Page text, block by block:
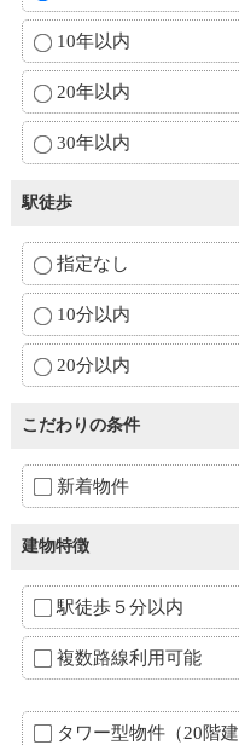
10年以内
20年以内
30年以内
駅徒歩
指定なし
10分以内
20分以内
こだわりの条件
新着物件
建物特徴
駅徒歩５分以内
複数路線利用可能
タワー型物件（20階建